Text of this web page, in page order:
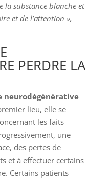
la substance blanche et
et de l’attention »,
PERDRE LA
neurodégénérative
lieu, elle se
les faits
une
des pertes de
et à effectuer certains
Certains patients